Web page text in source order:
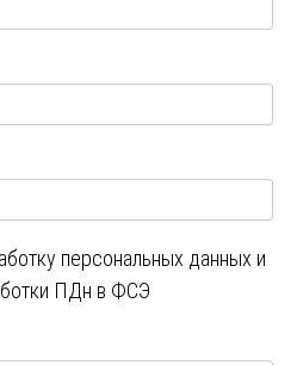
персональных данных и
ПДн в ФСЭ